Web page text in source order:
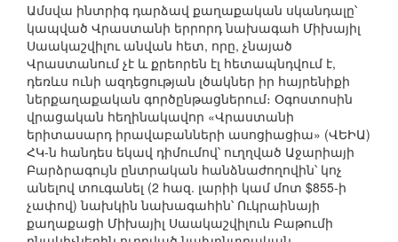
Ամսվա ինտրիգ դարձավ քաղաքական սկանդալը՝
կապված Վրաստանի երրորդ նախագահ Միխայիլ
Սաակաշվիլու անվան հետ, որը, չնայած
Վրաստանում չէ և քրեորեն էլ հետապնդվում է,
դեռևս ունի ազդեցության լծակներ իր հայրենիքի
ներքաղաքական գործընթացներում։ Օգոստոսին
վրացական հեղինակավոր «Վրաստանի
երիտասարդ իրավաբանների ասոցիացիա» (ՎԵԻԱ)
ՀԿ-ն հանդես եկավ դիմումով՝ ուղղված Աջարիայի
Բարձրագույն ընտրական հանձնաժողովին՝ կոչ
անելով տուգանել (2 հազ. լարիի կամ մոտ $855-ի
չափով) նախկին նախագահին՝ Ուկրաինայի
քաղաքացի Միխայիլ Սաակաշվիլուն Բաթումի